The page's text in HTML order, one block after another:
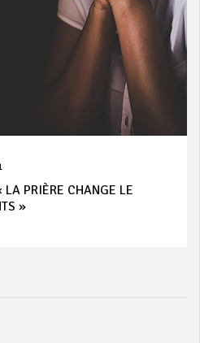
PRIÈRE CHANGE LE
»